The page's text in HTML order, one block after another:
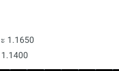
1.1650